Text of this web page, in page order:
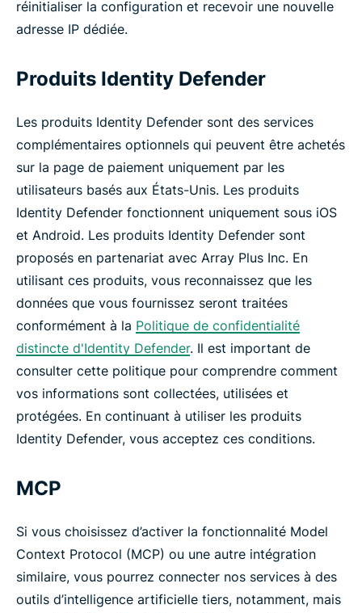
réinitialiser la configuration et recevoir une nouvelle
adresse IP dédiée.
Produits Identity Defender
Les produits Identity Defender sont des services
complémentaires optionnels qui peuvent être achetés
sur la page de paiement uniquement par les
utilisateurs basés aux États-Unis. Les produits
Identity Defender fonctionnent uniquement sous iOS
et Android. Les produits Identity Defender sont
proposés en partenariat avec Array Plus Inc. En
utilisant ces produits, vous reconnaissez que les
données que vous fournissez seront traitées
conformément à la Politique de confidentialité
distincte d'Identity Defender. Il est important de
consulter cette politique pour comprendre comment
vos informations sont collectées, utilisées et
protégées. En continuant à utiliser les produits
Identity Defender, vous acceptez ces conditions.
MCP
Si vous choisissez d’activer la fonctionnalité Model
Context Protocol (MCP) ou une autre intégration
similaire, vous pourrez connecter nos services à des
outils d’intelligence artificielle tiers, notamment, mais